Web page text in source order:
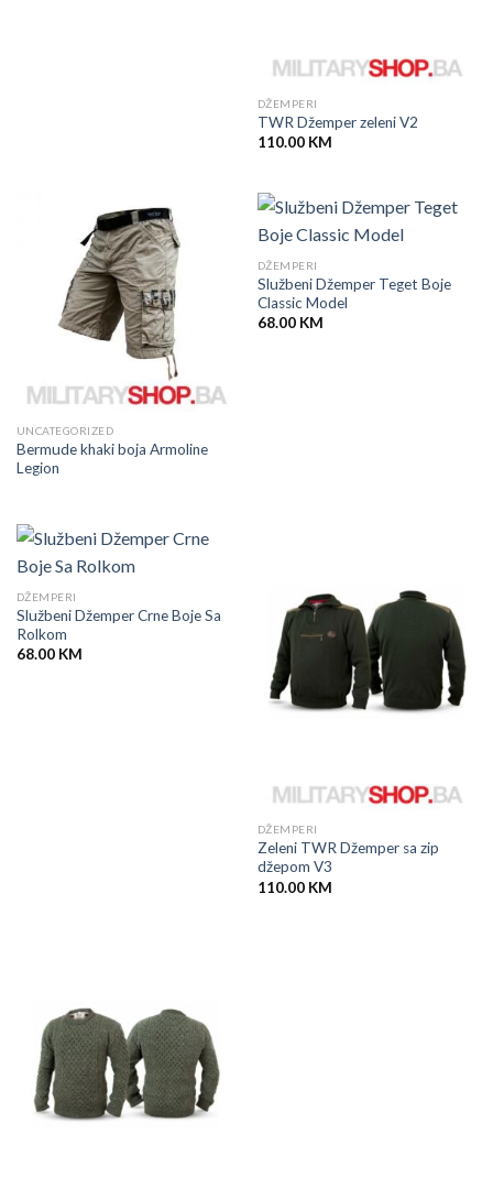
DŽEMPERI
TWR Džemper zeleni V2
110.00 KM
UNCATEGORIZED
Bermude khaki boja Armoline
Legion
DŽEMPERI
Službeni Džemper Teget Boje
Classic Model
68.00 KM
DŽEMPERI
Službeni Džemper Crne Boje Sa
Rolkom
68.00 KM
DŽEMPERI
Zeleni TWR Džemper sa zip
džepom V3
110.00 KM